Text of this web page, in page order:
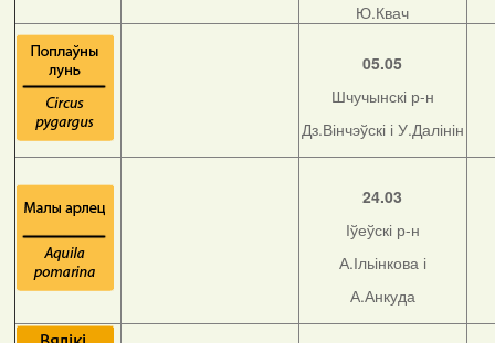
Ю.Квач
05.05
Шчучынскі р-н
Дз.Вінчэўскі і У.Далінін
24.03
Іўеўскі р-н
А.Ільінкова і
А.Анкуда